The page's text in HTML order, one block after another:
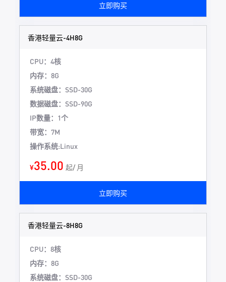
立即购买
香港轻量云-4H8G
CPU：4核
内存：8G
系统磁盘：SSD-30G
数据磁盘：SSD-90G
IP数量：1个
带宽：7M
操作系统:Linux
¥35.00 起/ 月
立即购买
香港轻量云-8H8G
CPU：8核
内存：8G
系统磁盘：SSD-30G